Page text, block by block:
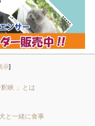
示]
峡 」とは
と一緒に食事